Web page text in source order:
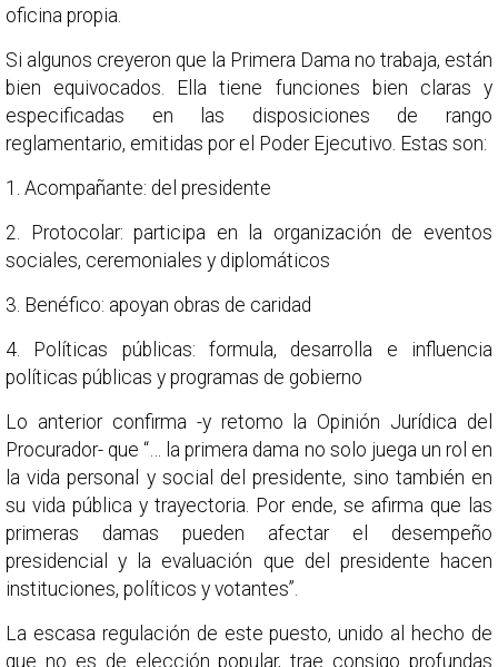
oficina propia.
Si algunos creyeron que la Primera Dama no trabaja, están
bien equivocados. Ella tiene funciones bien claras y
especificadas en las disposiciones de rango
reglamentario, emitidas por el Poder Ejecutivo. Estas son:
1. Acompañante: del presidente
2. Protocolar: participa en la organización de eventos
sociales, ceremoniales y diplomáticos
3. Benéfico: apoyan obras de caridad
4. Políticas públicas: formula, desarrolla e influencia
políticas públicas y programas de gobierno
Lo anterior confirma -y retomo la Opinión Jurídica del
Procurador- que “… la primera dama no solo juega un rol en
la vida personal y social del presidente, sino también en
su vida pública y trayectoria. Por ende, se afirma que las
primeras damas pueden afectar el desempeño
presidencial y la evaluación que del presidente hacen
instituciones, políticos y votantes”.
La escasa regulación de este puesto, unido al hecho de
que no es de elección popular, trae consigo profundas